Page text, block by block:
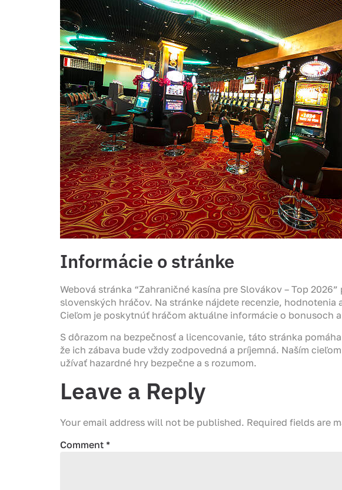
Informácie o stránke
Webová stránka “Zahraničné kasína pre Slovákov – Top
slovenských hráčov. Na stránke nájdete recenzie,
Cieľom je poskytnúť hráčom aktuálne informácie o bonusoch
S dôrazom na bezpečnosť a licencovanie, táto stránka
že ich zábava bude vždy zodpovedná a príjemná. Naším
užívať hazardné hry bezpečne a s rozumom.
Leave a Reply
Your email address will not be published. Required fields are
Comment *